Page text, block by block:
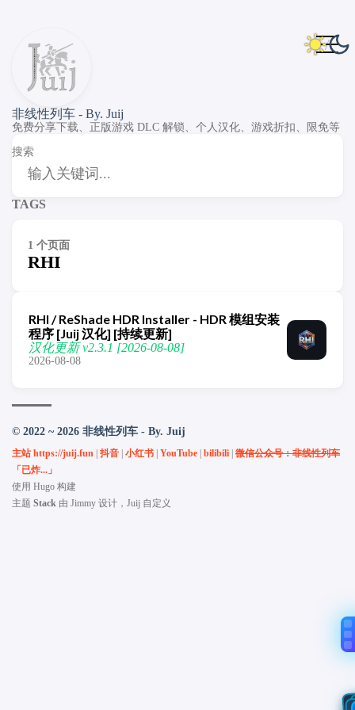
非线性列车 - By. Juij
免费分享下载、正版游戏 DLC 解锁、个人汉化、游戏折扣、限免等
搜索
TAGS
1 个页面
RHI
RHI / ReShade HDR Installer - HDR 模组安装
程序 [Juij 汉化] [持续更新]
汉化更新 v2.3.1 [2026-08-08]
2026-08-08
© 2022 ~ 2026 非线性列车 - By. Juij
主站 https://juij.fun 抖音 小红书 YouTube bilibili 微信公众号：非线性列车
「已炸...」
使用 Hugo 构建
主题 Stack 由 Jimmy 设计，Juij 自定义